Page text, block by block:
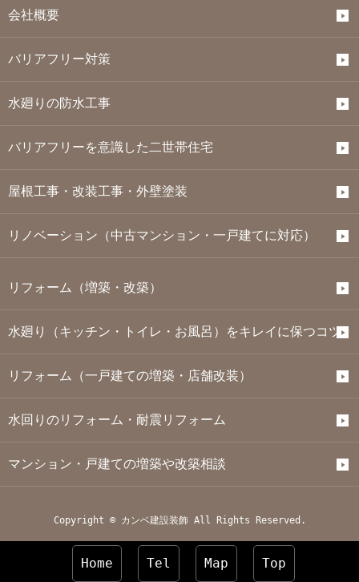
会社概要
バリアフリー対策
水廻りの防水工事
バリアフリーを意識した二世帯住宅
屋根工事・改装工事・外壁塗装
リノベーション（中古マンション・一戸建てに対応）
リフォーム（増築・改築）
水廻り（キッチン・トイレ・お風呂）をキレイに保つコツ
リフォーム（一戸建ての増築・店舗改装）
水回りのリフォーム・耐震リフォーム
マンション・戸建ての増築や改築相談
Copyright © カンベ建設装飾 All Rights Reserved.
Home Tel Map Top